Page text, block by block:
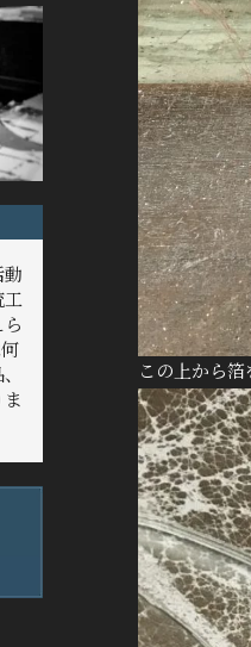
この上から箔
工